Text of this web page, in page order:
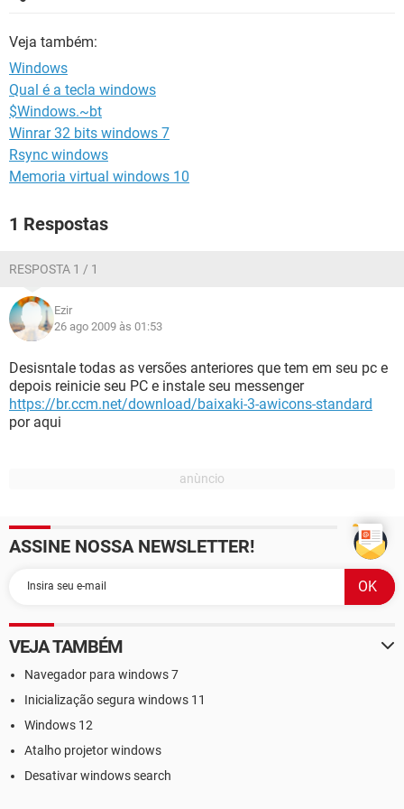
GUIA DE COMPRAS
Veja também:
Windows
Qual é a tecla windows
$Windows.~bt
Winrar 32 bits windows 7
Rsync windows
Memoria virtual windows 10
1 Respostas
RESPOSTA 1 / 1
Ezir
26 ago 2009 às 01:53
Desisntale todas as versões anteriores que tem em seu pc e
depois reinicie seu PC e instale seu messenger
https://br.ccm.net/download/baixaki-3-awicons-standard
por aqui
ASSINE NOSSA NEWSLETTER!
VEJA TAMBÉM
Navegador para windows 7
Inicialização segura windows 11
Windows 12
Atalho projetor windows
Desativar windows search